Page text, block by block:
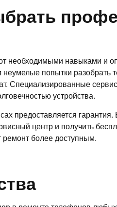
необходимыми навыками и
неумелые попытки
Специализированные
устройства.
предоставляется
центр и получить
ремонт более доступным.